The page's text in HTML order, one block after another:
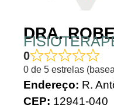
DRA.
0
0 de 5 estrelas
Endereço: R.
CEP: 12941-040